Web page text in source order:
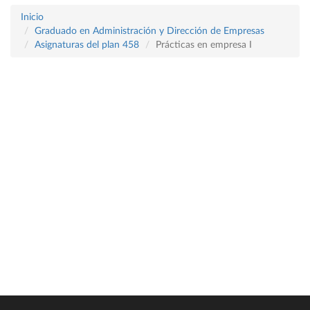
Inicio
Graduado en Administración y Dirección de Empresas
Asignaturas del plan 458
Prácticas en empresa I